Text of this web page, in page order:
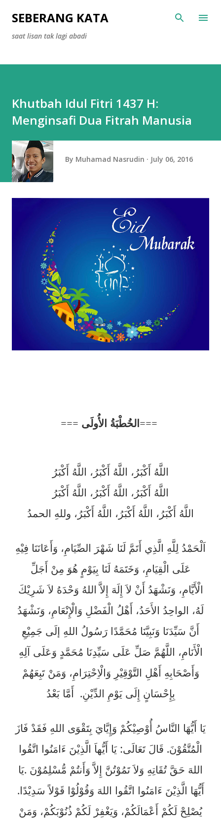
Skip to main content
SEBERANG KATA
saat lisan tak lagi abadi
Khutbah Idul Fitri 1437 H:
Menginsafi Dua Fitrah Manusia
By Muhamad Nasrudin July 06, 2016
=== الخُطْبَةُ الأُولَى ===
اللَّهُ أَكْبَرُ، اللَّهُ أَكْبَرُ، اللَّهُ أَكْبَرُ
اللَّهُ أَكْبَرُ، اللَّهُ أَكْبَرُ، اللَّهُ أَكْبَرُ
اللَّهُ أَكْبَرُ، اللَّهُ أَكْبَرُ، اللَّهُ أَكْبَرُ، وللهِ الحمدُ
اَلْحَمْدُ لِلَّهِ الَّذِي أَتَمَّ لَنَا شَهْرَ الصِّيَامِ، وَأَعَانَنَا فِيْهِ
عَلَى الْقِيَامِ، وَخَتَمَهُ لَنَا بِيَوْمٍ هُوَ مِنْ أَجَلِّ
الْأَيَّامِ، وَنَشْهَدُ أَنْ لاَ إِلَهَ إِلاَّ اللهُ وَحْدَهُ لاَ شَرِيْكَ
لَهُ، الواحِدُ الأَحَدُ، أَهْلُ الْفَضْلِ وَالْإِنْعَامِ، وَنَشْهَدُ
أَنَّ سَيِّدَنَا وَنَبِيَّنَا مُحَمَّدًا رَسُولُ اللهِ إلَى جَمِيْعِ
الْأَنَامِ، اللَّهُمَّ صَلِّ عَلَى سَيِّدِنَا مُحَمَّدٍ وَعَلَى آلِهِ
وَأَصْحَابِهِ أَهْلِ التَّوْقِيْرِ وَالْاِحْتِرَامِ، وَمَنْ تَبِعَهُمْ
بِإِحْسَانٍ إِلَى يَوْمِ الدِّيْنِ. أَمَّا بَعْدُ
يَا أَيُّهَا النَّاسُ أُوْصِيْكُمْ وَإِيَّايَ بِتَقْوَى اللهِ فَقَدْ فَازَ
الْمُتَّقُوْنَ. قَالَ تَعَالَى: يَا أَيُّهاَ الَّذِيْنَ ءَامَنُوا اتَّقُوا
اللهَ حَقَّ تُقَاتِهِ وَلاَ تَمُوْتُنَّ إِلاَّ وَأَنتُمْ مُّسْلِمُوْنَ .يَا
أَيُّهَا الَّذِيْنَ ءَامَنُوا اتَّقُوا اللهَ وَقُوْلُوْا قَوْلاً سَدِيْدًا.
يُصْلِحْ لَكُمْ أَعْمَالَكُمْ، وَيَغْفِرْ لَكُمْ ذُنُوْبَكُمْ، وَمَنْ